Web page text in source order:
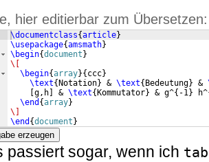
hier editierbar zum Übersetzen:
\documentclass{article}
\usepackage{amsmath}
\begin{document }
\[
\begin{array}{ ccc}
\text{ Notation} & \text{ Bedeutung} &
g,h & \text{ Kommutator} & g^{ -1} h^
\end {array}
\]
\end {document }
erzeugen
passiert sogar, wenn ich